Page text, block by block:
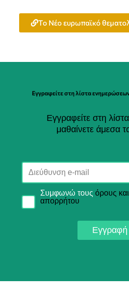
To Νέο ευρωπαϊκό
Εγγραφείτε στη λίστα
Εγγραφείτε στη
μαθαίνετε άμεσα
Συμφωνώ τους όρους
απορρήτου
Εγγραφή